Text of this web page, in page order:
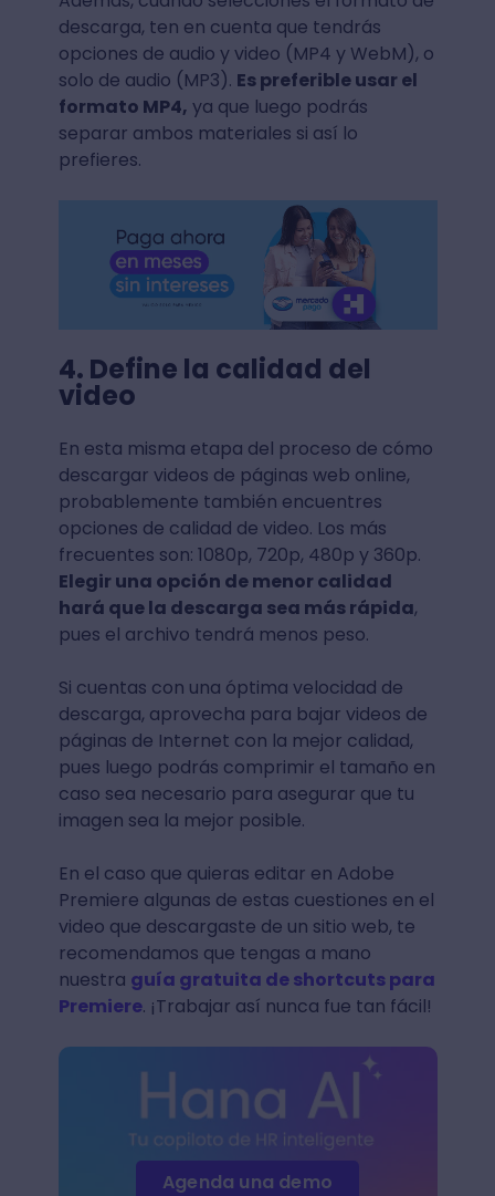
descarga, ten en cuenta que tendrás
opciones de audio y video (MP4 y WebM), o
solo de audio (MP3). Es preferible usar el
formato MP4, ya que luego podrás
separar ambos materiales si así lo
prefieres.
4. Define la calidad del
video
En esta misma etapa del proceso de cómo
descargar videos de páginas web online,
probablemente también encuentres
opciones de calidad de video. Los más
frecuentes son: 1080p, 720p, 480p y 360p.
Elegir una opción de menor calidad
hará que la descarga sea más rápida,
pues el archivo tendrá menos peso.
Si cuentas con una óptima velocidad de
descarga, aprovecha para bajar videos de
páginas de Internet con la mejor calidad,
pues luego podrás comprimir el tamaño en
caso sea necesario para asegurar que tu
imagen sea la mejor posible.
En el caso que quieras editar en Adobe
Premiere algunas de estas cuestiones en el
video que descargaste de un sitio web, te
recomendamos que tengas a mano
nuestra guía gratuita de shortcuts para
Premiere. ¡Trabajar así nunca fue tan fácil!
Agenda una demo